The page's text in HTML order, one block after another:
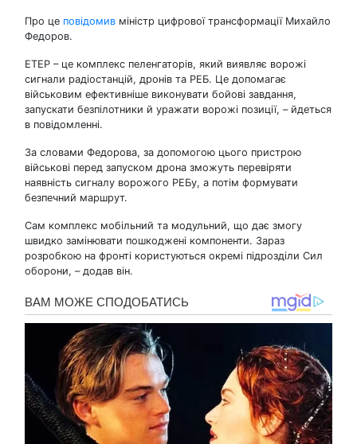
Про це повідомив міністр цифрової трансформації Михайло
Федоров.
ЕТЕР – це комплекс пеленгаторів, який виявляє ворожі
сигнали радіостанцій, дронів та РЕБ. Це допомагає
військовим ефективніше виконувати бойові завдання,
запускати безпілотники й уражати ворожі позиції, – йдеться
в повідомленні.
За словами Федорова, за допомогою цього пристрою
військові перед запуском дрона зможуть перевіряти
наявність сигналу ворожого РЕБу, а потім формувати
безпечний маршрут.
Сам комплекс мобільний та модульний, що дає змогу
швидко замінювати пошкоджені компоненти. Зараз
розробкою на фронті користуються окремі підрозділи Сил
оборони, – додав він.